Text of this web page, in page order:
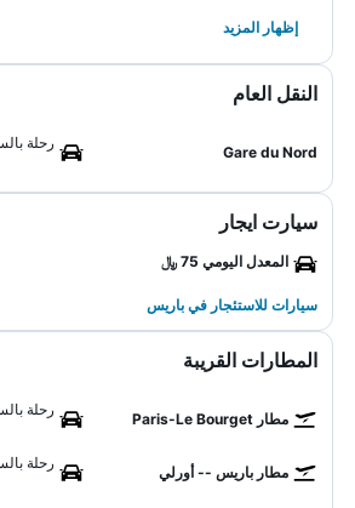
إظهار المزيد
النقل العام
Gare du Nord
رحلة بالسيارة
سيارت ايجار
المعدل اليومي 75 ﷼
سيارات للاستئجار في باريس
المطارات القريبة
مطار Paris-Le Bourget
رحلة بالسيارة
مطار باريس -- أورلي
رحلة بالسيارة